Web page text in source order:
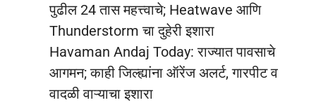
पुढील 24 तास महत्त्वाचे; Heatwave आणि
Thunderstorm चा दुहेरी इशारा
Havaman Andaj Today: राज्यात पावसाचे
आगमन; काही जिल्ह्यांना ऑरेंज अलर्ट, गारपीट व
वादळी वाऱ्याचा इशारा